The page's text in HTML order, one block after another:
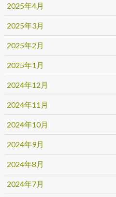
2025年4月
2025年3月
2025年2月
2025年1月
2024年12月
2024年11月
2024年10月
2024年9月
2024年8月
2024年7月